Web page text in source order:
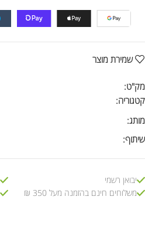
שמירת מוצר
מק"ט:
קטגוריה:
מותג:
שיתוף:
יבואן רשמי
משלוחים חינם בהזמנה מעל 350 ₪